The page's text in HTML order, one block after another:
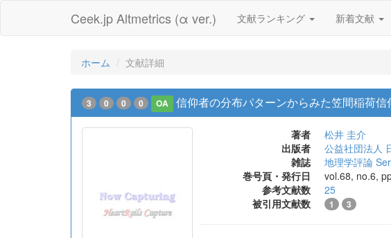
Ceek.jp Altmetrics (α ver.) 文献ランキング 新着文献
ホーム 文献詳細
3 0 0 0 OA 信仰者の分布パターンからみた笠間稲荷信
著者
松井 圭介
出版者
公益社団法人
雑誌
地理学評論
巻号頁・発行日
vol.68, no.6,
参考文献数
25
被引用文献数
1 3